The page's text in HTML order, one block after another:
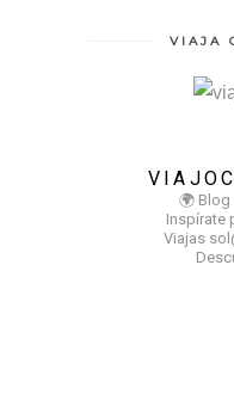
VIAJA
🌍 Blog
Inspírate
Viajas